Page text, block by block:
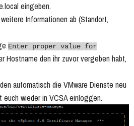
eingeben.
Informationen ab (Standort,
Enter proper value for
Hostname den ihr zuvor vergeben habt,
automatisch die VMware Dienste neu
wieder in VCSA einloggen.